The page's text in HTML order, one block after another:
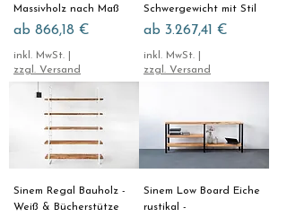
Massivholz nach Maß
ab 866,18 €
Sale-Preis
inkl. MwSt.
zzgl. Versand
Schwergewicht mit Stil
ab 3.267,41 €
Sale-Preis
inkl. MwSt.
zzgl. Versand
Sinem Regal Bauholz -
Weiß & Bücherstütze
Sinem Low Board Eiche
rustikal -